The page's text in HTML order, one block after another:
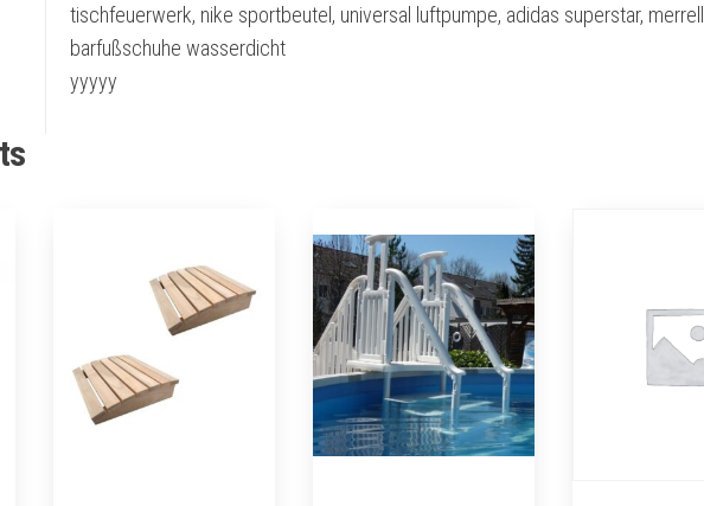
tischfeuerwerk, nike sportbeutel, universal luftpumpe, adidas superstar, merrell
barfußschuhe wasserdicht
yyyyy